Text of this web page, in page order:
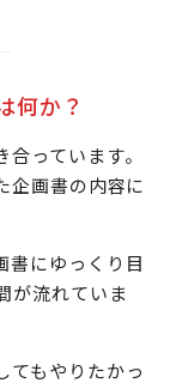
何か？
っています。
企画書の内容に
書にゆっくり目
が流れていま
てもやりたかっ